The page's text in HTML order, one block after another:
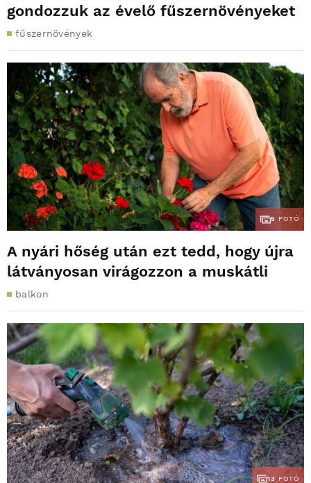
gondozzuk az évelő fűszernövényeket
fűszernövények
5 FOTÓ
A nyári hőség után ezt tedd, hogy újra
látványosan virágozzon a muskátli
balkon
13 FOTÓ